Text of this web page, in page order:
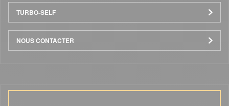
TURBO-SELF
NOUS CONTACTER